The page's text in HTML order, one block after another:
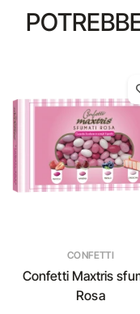
CONFETTI
Confetti Maxtris
Rosa